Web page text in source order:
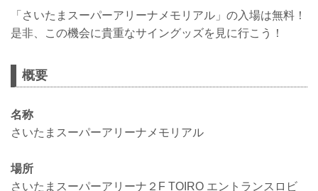
「さいたまスーパーアリーナメモリアル」の入場は無料！
是非、この機会に貴重なサイングッズを見に行こう！
概要
名称
さいたまスーパーアリーナメモリアル
場所
さいたまスーパーアリーナ２F TOIRO エントランスロビ